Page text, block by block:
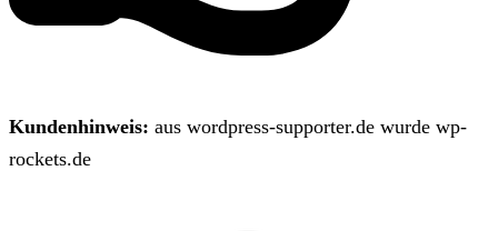
Kundenhinweis: aus wordpress-supporter.de wurde wp-
rockets.de